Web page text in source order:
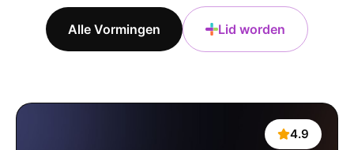
Alle Vormingen Lid worden
4.9